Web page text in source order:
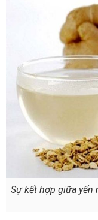
Sự kết hợp giữa yến